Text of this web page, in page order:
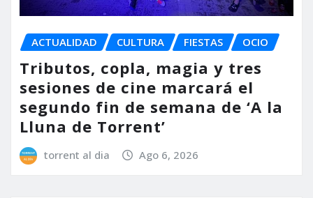
ACTUALIDAD CULTURA FIESTAS OCIO
Tributos, copla, magia y tres
sesiones de cine marcará el
segundo fin de semana de ‘A la
Lluna de Torrent’
torrent al dia Ago 6, 2026